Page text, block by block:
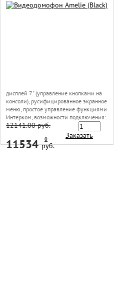
дисплей 7" (управление кнопками на
консоли), русифицированное экранное
меню, простое управление функциями
Интерком, возможности подключения:
4 монитора, 2 вызывные панели, 2
видеокамеры, питание: 100-240В
12141.00 руб.
11534 0
руб.
Заказать